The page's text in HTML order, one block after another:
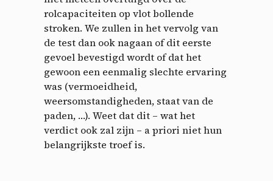
rolcapaciteiten op vlot bollende
stroken. We zullen in het vervolg van
de test dan ook nagaan of dit eerste
gevoel bevestigd wordt of dat het
gewoon een eenmalig slechte ervaring
was (vermoeidheid,
weersomstandigheden, staat van de
paden, …). Weet dat dit – wat het
verdict ook zal zijn – a priori niet hun
belangrijkste troef is.